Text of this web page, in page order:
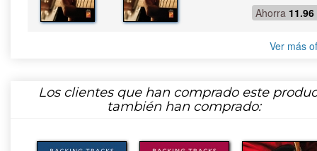
Ahorra 11.96
Ver más
Los clientes que han comprado este
también han comprado: